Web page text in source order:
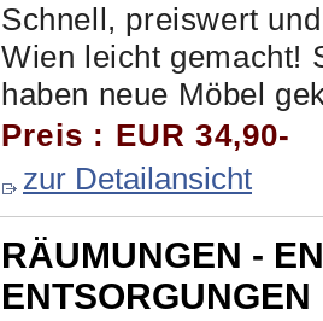
Schnell, preiswert
Wien leicht gemacht!
haben neue Möbel
Preis : EUR 34,90-
zur Detailansicht
RÄUMUNGEN -